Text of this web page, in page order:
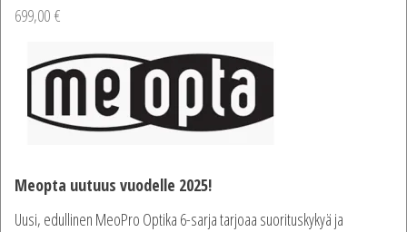
699,00 €
Meopta uutuus vuodelle 2025!
Uusi, edullinen MeoPro Optika 6-sarja tarjoaa suorituskykyä ja